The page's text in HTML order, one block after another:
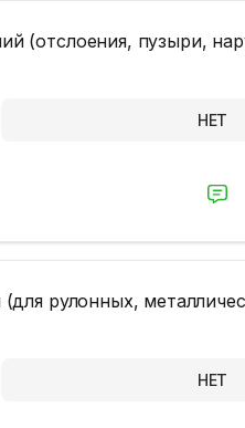
(отслоения, пузыри,
НЕТ
рулонных,
НЕТ